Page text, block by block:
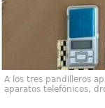
A los tres pandilleros
aparatos telefónicos,